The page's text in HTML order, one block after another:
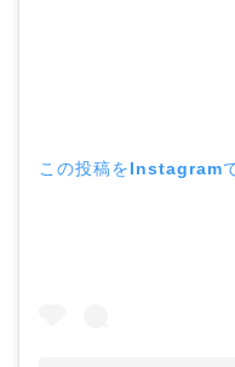
この投稿をInstagram